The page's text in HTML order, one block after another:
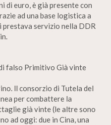
di euro, è già presente con
ad una base logistica a
prestava servizio nella DDR
falso Primitivo Già vinte
ll consorzio di Tutela del
per combattere la
già vinte (le altre sono
ad oggi: due in Cina, una